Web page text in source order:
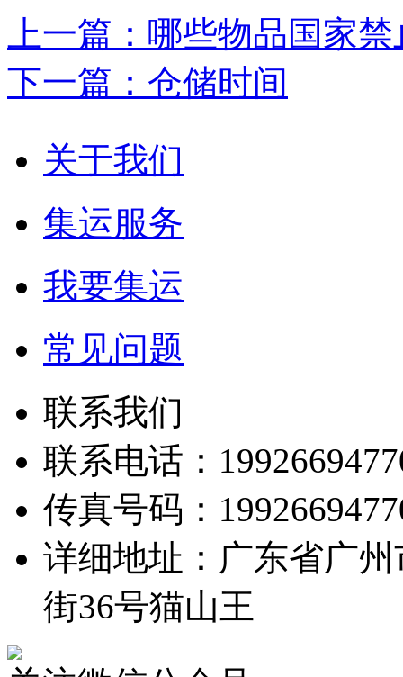
上一篇：哪些物品国家
下一篇：仓储时间
关于我们
集运服务
我要集运
常见问题
联系我们
联系电话：
传真号码：
详细地址：广东省广
街36号猫山王